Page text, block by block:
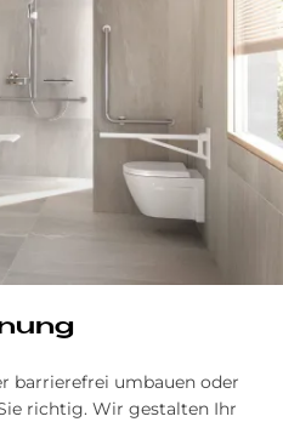
barrierefrei umbauen oder
richtig. Wir gestalten Ihr